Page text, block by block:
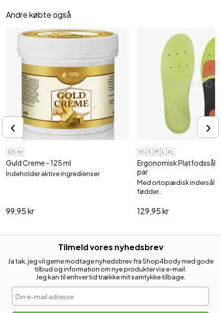
Andre købte også
125 ml
Guld Creme - 125 ml
Indeholder aktive ingredienser
99,95 kr
XS S M XL
Ergonomisk Platfodssål
par
Med ortopædisk indersål,
fødder..
129,95 kr
‹ ›
Tilmeld vores nyhedsbrev
Ja tak, jeg vil gerne modtage nyhedsbrev fra Shop4body med gode
tilbud og information om nye produkter via e-mail.
Jeg kan til enhver tid trække mit samtykke tilbage.